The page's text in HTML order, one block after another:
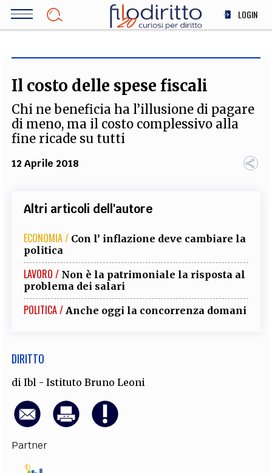
Salta
LOGIN
SOCIETÀ
MEDICINA
SCIENZA
STORIA E FILOSOFIA
FILODIRITTO REDAZIONE COMITATO SCIENTIFICO AUTORI CURATORI
FOTOGRAFI
EXTRA
CODICI RUBRICHE LIBRI PROCEEDINGS PUBBLICITÀ CONTATTI
Il costo delle spese fiscali
Chi ne beneficia ha l’illusione di pagare
di meno, ma il costo complessivo alla
fine ricade su tutti
12 Aprile 2018
Altri articoli dell'autore
ECONOMIA / Con l’ inflazione deve cambiare la
politica
LAVORO / Non è la patrimoniale la risposta al
problema dei salari
POLITICA / Anche oggi la concorrenza domani
DIRITTO
diIbl - Istituto Bruno Leoni
Partner